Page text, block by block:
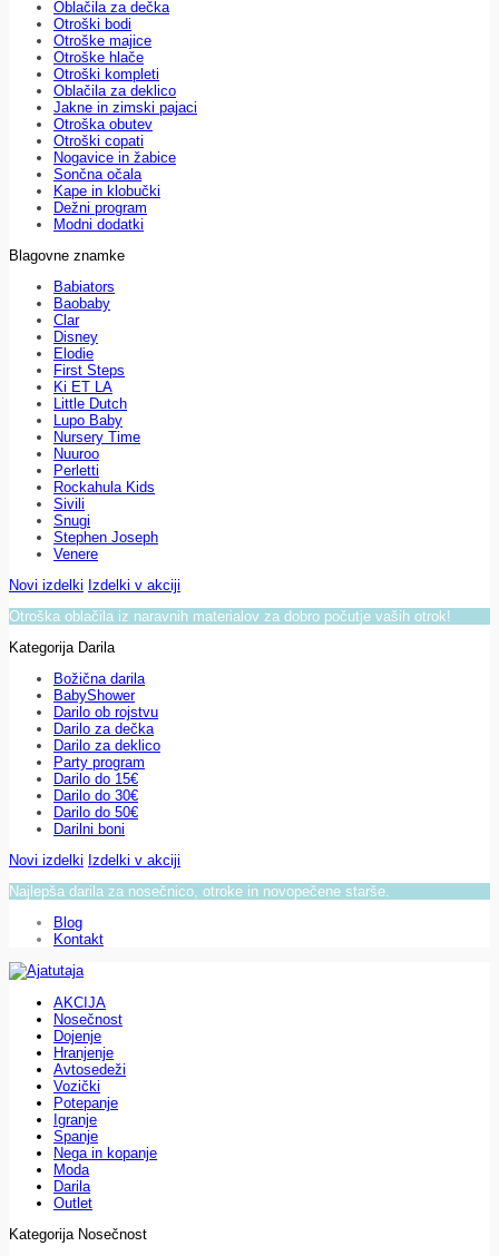
Oblačila za dečka
Otroški bodi
Otroške majice
Otroške hlače
Otroški kompleti
Oblačila za deklico
Jakne in zimski pajaci
Otroška obutev
Otroški copati
Nogavice in žabice
Sončna očala
Kape in klobučki
Dežni program
Modni dodatki
Blagovne znamke
Babiators
Baobaby
Clar
Disney
Elodie
First Steps
Ki ET LA
Little Dutch
Lupo Baby
Nursery Time
Nuuroo
Perletti
Rockahula Kids
Sivili
Snugi
Stephen Joseph
Venere
Novi izdelki Izdelki v akciji
Otroška oblačila iz naravnih materialov za dobro počutje vaših otrok!
Kategorija Darila
Božična darila
BabyShower
Darilo ob rojstvu
Darilo za dečka
Darilo za deklico
Party program
Darilo do 15€
Darilo do 30€
Darilo do 50€
Darilni boni
Novi izdelki Izdelki v akciji
Najlepša darila za nosečnico, otroke in novopečene starše.
Blog
Kontakt
AKCIJA
Nosečnost
Dojenje
Hranjenje
Avtosedeži
Vozički
Potepanje
Igranje
Spanje
Nega in kopanje
Moda
Darila
Outlet
Kategorija Nosečnost